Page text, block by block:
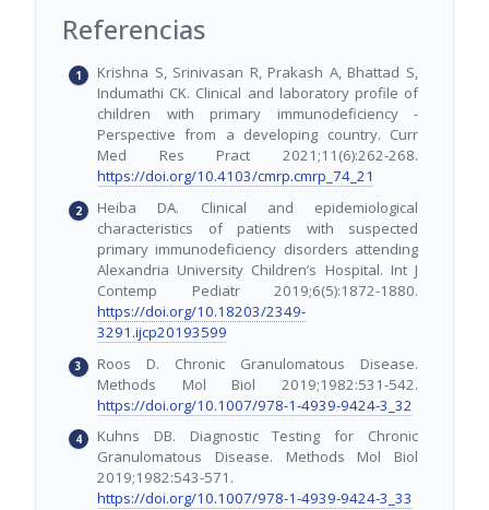
Referencias
Krishna S, Srinivasan R, Prakash A, Bhattad S,
Indumathi CK. Clinical and laboratory profile of
children with primary immunodeficiency -
Perspective from a developing country. Curr
Med Res Pract 2021;11(6):262-268.
https://doi.org/10.4103/cmrp.cmrp_74_21
Heiba DA. Clinical and epidemiological
characteristics of patients with suspected
primary immunodeficiency disorders attending
Alexandria University Children’s Hospital. Int J
Contemp Pediatr 2019;6(5):1872-1880.
https://doi.org/10.18203/2349-
3291.ijcp20193599
Roos D. Chronic Granulomatous Disease.
Methods Mol Biol 2019;1982:531-542.
https://doi.org/10.1007/978-1-4939-9424-3_32
Kuhns DB. Diagnostic Testing for Chronic
Granulomatous Disease. Methods Mol Biol
2019;1982:543-571.
https://doi.org/10.1007/978-1-4939-9424-3_33